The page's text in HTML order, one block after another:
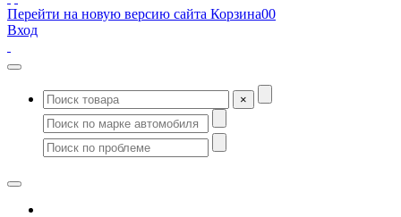
Перейти на новую версию сайта Корзина00
Вход
×